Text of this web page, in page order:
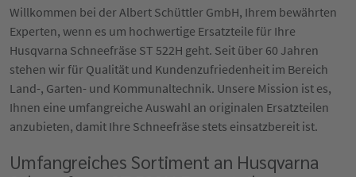
Willkommen bei der Albert Schüttler GmbH, Ihrem bewährten
Experten, wenn es um hochwertige Ersatzteile für Ihre
Husqvarna Schneefräse ST 522H geht. Seit über 60 Jahren
stehen wir für Qualität und Kundenzufriedenheit im Bereich
Land-, Garten- und Kommunaltechnik. Unsere Mission ist es,
Ihnen eine umfangreiche Auswahl an originalen Ersatzteilen
anzubieten, damit Ihre Schneefräse stets einsatzbereit ist.
Umfangreiches Sortiment an Husqvarna